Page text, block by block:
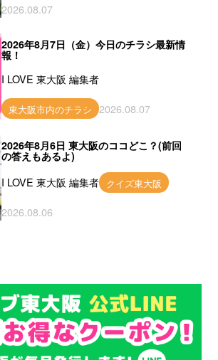
2026.08.07
2026年8月7日（金）今日のチラシ最新情
報！
I LOVE 東大阪 編集者
東大阪市内のチラシ 2026.08.07
2026年8月6日 東大阪のココどこ？(前回
の答えもあるよ)
I LOVE 東大阪 編集者 クイズ東大阪
2026.08.06